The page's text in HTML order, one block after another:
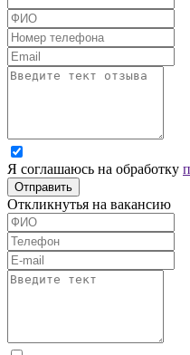
Я соглашаюсь на обработку
Отправить
Откликнутья на вакансию